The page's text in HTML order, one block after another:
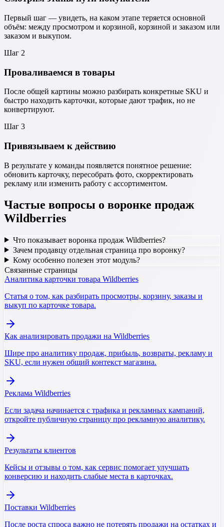
Первый шаг — увидеть, на каком этапе теряется основной
объём: между просмотром и корзиной, корзиной и заказом или
заказом и выкупом.
Шаг 2
Проваливаемся в товары
После общей картины можно разбирать конкретные SKU и
быстро находить карточки, которые дают трафик, но не
конвертируют.
Шаг 3
Привязываем к действию
В результате у команды появляется понятное решение:
обновить карточку, пересобрать фото, скорректировать
рекламу или изменить работу с ассортиментом.
Частые вопросы о воронке продаж
Wildberries
Что показывает воронка продаж Wildberries?
Зачем продавцу отдельная страница про воронку?
Кому особенно полезен этот модуль?
Связанные страницы
Аналитика карточки товара Wildberries
Статья о том, как разбирать просмотры, корзину, заказы и
выкуп по карточке товара.
Как анализировать продажи на Wildberries
Шире про аналитику продаж, прибыль, возвраты, рекламу и
SKU, если нужен общий контекст магазина.
Реклама Wildberries
Если задача начинается с трафика и рекламных кампаний,
откройте публичную страницу про рекламную аналитику.
Результаты клиентов
Кейсы и отзывы о том, как сервис помогает улучшать
конверсию и находить слабые места в карточках.
Поставки Wildberries
После роста спроса важно не потерять продажи на остатках и